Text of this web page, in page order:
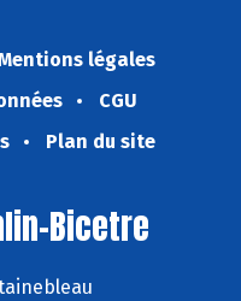
légales
CGU
Plan du site
Bicetre